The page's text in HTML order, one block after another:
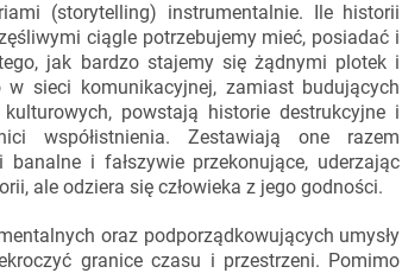
(storytelling) instrumentalnie. Ile historii
ciągle potrzebujemy mieć, posiadać i
jak bardzo stajemy się żądnymi plotek i
w sieci komunikacyjnej, zamiast budujących
powstają historie destrukcyjne i
współistnienia. Zestawiają one razem
i fałszywie przekonujące, uderzając
ale odziera się człowieka z jego godności.
oraz podporządkowujących umysły
granice czasu i przestrzeni. Pomimo